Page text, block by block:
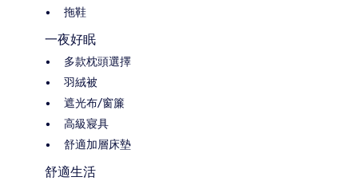
拖鞋
一夜好眠
多款枕頭選擇
羽絨被
遮光布/窗簾
高級寢具
舒適加層床墊
舒適生活